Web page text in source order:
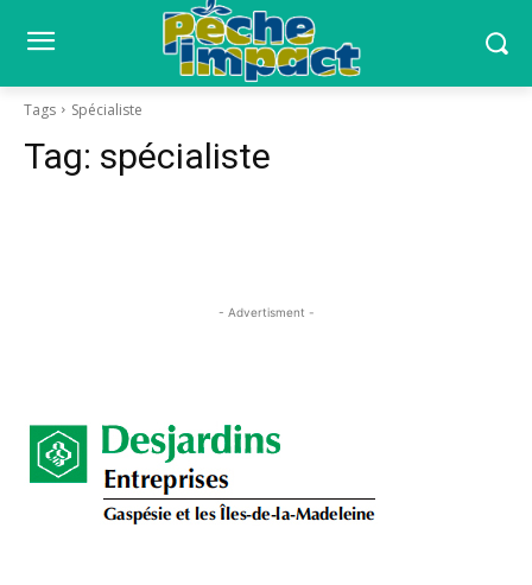
Tags Spécialiste
Tag: spécialiste
- Advertisment -